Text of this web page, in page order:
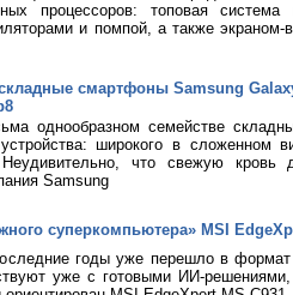
процессоров: топовая
и помпой, а также экраном-
смартфоны Samsung
однообразном семействе
широкого в сложенном
что свежую кровь
Samsung
суперкомпьютера» MSI
годы уже перешло в
уже с готовыми ИИ-